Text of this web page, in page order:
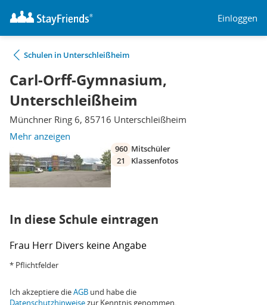
Einloggen
Schulen in Unterschleißheim
Carl-Orff-Gymnasium,
Unterschleißheim
Münchner Ring 6, 85716 Unterschleißheim
Mehr anzeigen
960 Mitschüler
21
Klassenfotos
In diese Schule eintragen
Frau Herr Divers keine Angabe
* Pflichtfelder
Ich akzeptiere dieAGB und habe die
Datenschutzhinweisezur Kenntnis genommen.